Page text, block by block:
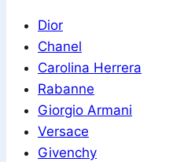
Dior
Chanel
Carolina Herrera
Rabanne
Giorgio Armani
Versace
Givenchy